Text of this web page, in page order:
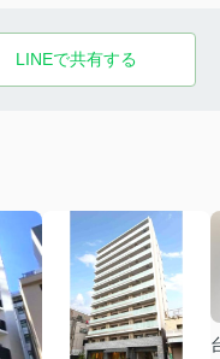
LINEで共有する